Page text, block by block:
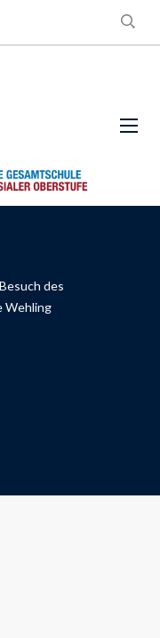
Besuch des
Wehling